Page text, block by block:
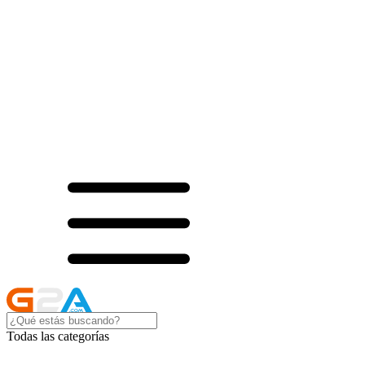
Todas las categorías